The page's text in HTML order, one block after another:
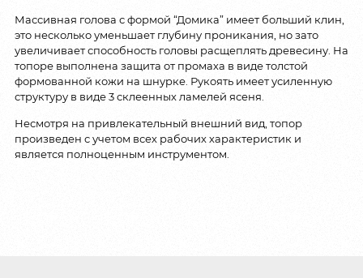
Массивная голова с формой “Домика” имеет больший клин,
это несколько уменьшает глубину проникания, но зато
увеличивает способность головы расщеплять древесину. На
топоре выполнена защита от промаха в виде толстой
формованной кожи на шнурке. Рукоять имеет усиленную
структуру в виде 3 склеенных ламелей ясеня.
Несмотря на привлекательный внешний вид, топор
произведен с учетом всех рабочих характеристик и
является полноценным инструментом.